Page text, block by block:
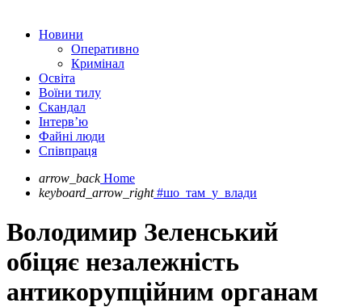
Новини
Оперативно
Кримінал
Освіта
Воїни тилу
Скандал
Інтерв’ю
Файні люди
Співпраця
arrow_back Home
keyboard_arrow_right #шо_там_у_влади
Володимир Зеленський
обіцяє незалежність
антикорупційним органам